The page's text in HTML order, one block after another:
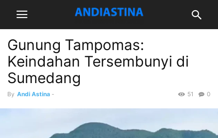
Gunung Tampomas:
Keindahan Tersembunyi di
Sumedang
By Andi Astina - 0
51